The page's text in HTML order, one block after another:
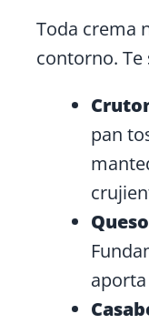
Toda crema
contorno.
pan